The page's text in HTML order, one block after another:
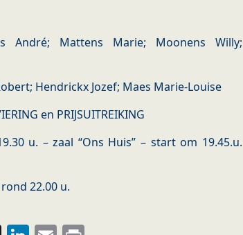
André; Mattens Marie; Moonens Willy;
Hendrickx Jozef; Maes Marie-Louise
en PRIJSUITREIKING
u. – zaal “Ons Huis” – start om 19.45.u.
22.00 u.